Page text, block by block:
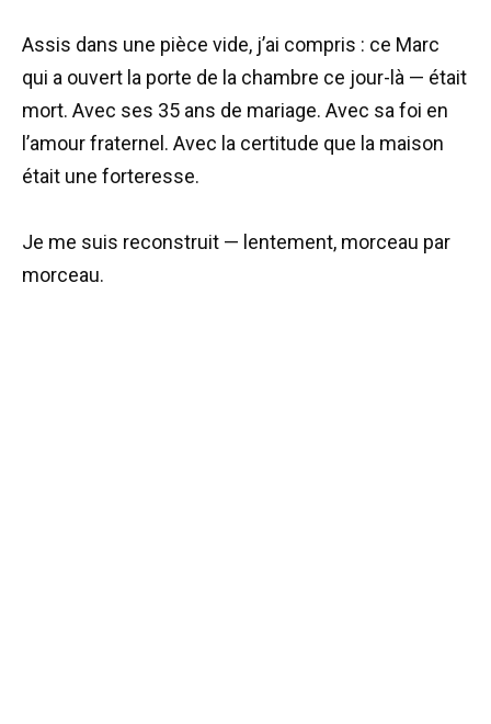
Assis dans une pièce vide, j’ai compris : ce Marc
qui a ouvert la porte de la chambre ce jour-là — était
mort. Avec ses 35 ans de mariage. Avec sa foi en
l’amour fraternel. Avec la certitude que la maison
était une forteresse.
Je me suis reconstruit — lentement, morceau par
morceau.